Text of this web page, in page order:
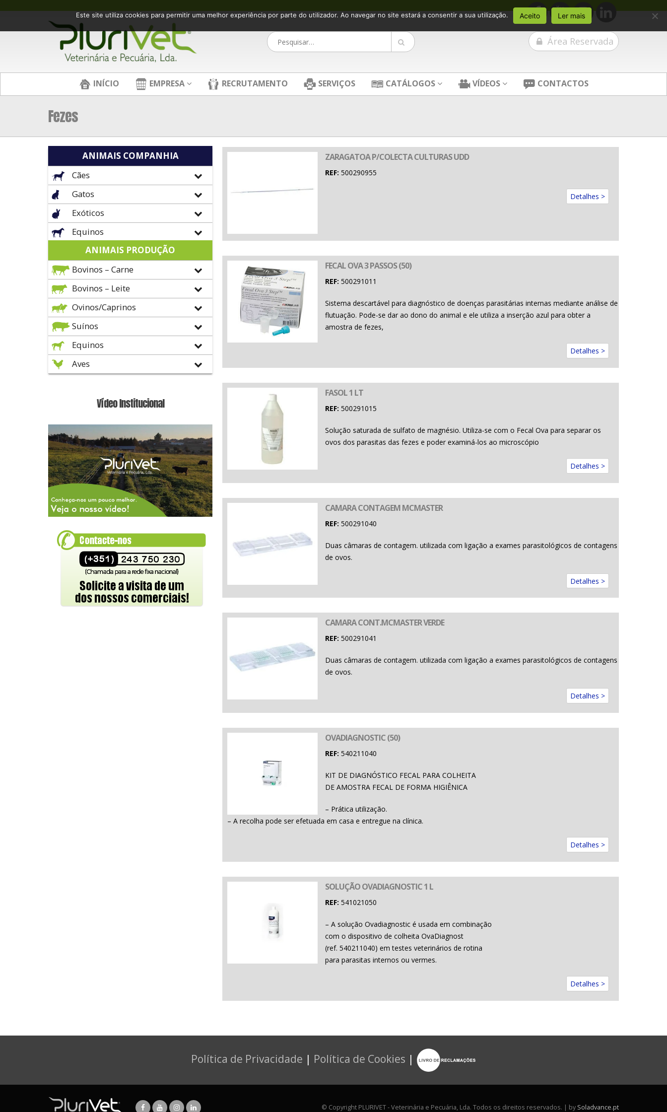
Área Reservada
INÍCIO EMPRESA RECRUTAMENTO SERVIÇOS CATÁLOGOS VÍDEOS CONTACTOS
Fezes
ZARAGATOA P/COLECTA CULTURAS UDD
REF: 500290955
Detalhes >
FECAL OVA 3 PASSOS (50)
REF: 500291011
Sistema descartável para diagnóstico de doenças parasitárias internas mediante análise de
flutuação. Pode-se dar ao dono do animal e ele utiliza a inserção azul para obter a
amostra de fezes,
Detalhes >
FASOL 1 LT
REF: 500291015
Solução saturada de sulfato de magnésio. Utiliza-se com o Fecal Ova para separar os
ovos dos parasitas das fezes e poder examiná-los ao microscópio
Detalhes >
CAMARA CONTAGEM MCMASTER
REF: 500291040
Duas câmaras de contagem. utilizada com ligação a exames parasitológicos de contagens
de ovos.
Detalhes >
CAMARA CONT.MCMASTER VERDE
REF: 500291041
Duas câmaras de contagem. utilizada com ligação a exames parasitológicos de contagens
de ovos.
Detalhes >
OVADIAGNOSTIC (50)
REF: 540211040
KIT DE DIAGNÓSTICO FECAL PARA COLHEITA
DE AMOSTRA FECAL DE FORMA HIGIÊNICA
– Prática utilização.
– A recolha pode ser efetuada em casa e entregue na clínica.
Detalhes >
SOLUÇÃO OVADIAGNOSTIC 1 L
REF: 541021050
– A solução Ovadiagnostic é usada em combinação
com o dispositivo de colheita OvaDiagnost
(ref. 540211040) em testes veterinários de rotina
para parasitas internos ou vermes.
Detalhes >
ANIMAIS COMPANHIA
Cães
Gatos
Exóticos
Equinos
ANIMAIS PRODUÇÃO
Bovinos – Carne
Bovinos – Leite
Ovinos/Caprinos
Suínos
Equinos
Aves
Vídeo Institucional
Política de Privacidade | Política de Cookies |
© Copyright PLURIVET - Veterinária e Pecuária, Lda. Todos os direitos reservados. | by Soladvance.pt
Este site utiliza cookies para permitir uma melhor experiência por parte do utilizador. Ao navegar no site estará a consentir a sua utilização. Aceito Ler mais